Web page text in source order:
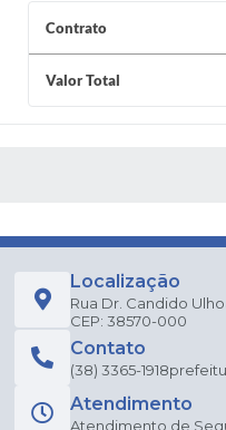
Contrato
Valor Total
Localização
Rua Dr. Candido
CEP: 38570-000
Contato
(38) 3365-1918
Atendimento
Atendimento de